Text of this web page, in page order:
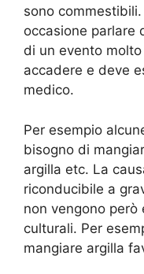
sono commestibili.
occasione parlare
di un evento
accadere e deve
medico.
Per esempio
bisogno di
argilla etc. La
riconducibile a
non vengono però
culturali. Per
mangiare argilla